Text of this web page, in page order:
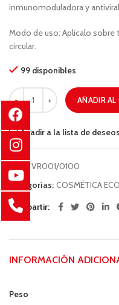
inmunomoduladora y
Modo de uso: Aplícalo sobre
circular.
99 disponibles
AÑADIR AL
Añadir a la lista de deseos
VR001/0100
Categorías: COSMÉTICA ECO
Compartir
INFORMACIÓN
Peso